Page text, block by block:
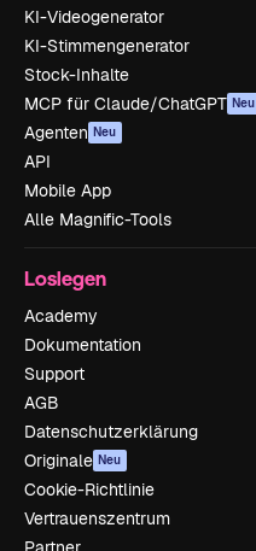
KI-Videogenerator
KI-Stimmengenerator
Stock-Inhalte
MCP für Claude/ChatGPT Neu
Agenten Neu
API
Mobile App
Alle Magnific-Tools
Loslegen
Academy
Dokumentation
Support
AGB
Datenschutzerklärung
Originale Neu
Cookie-Richtlinie
Vertrauenszentrum